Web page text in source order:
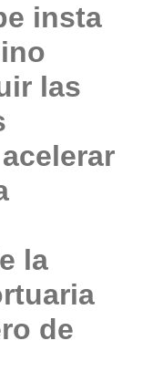
insta
las
la
de